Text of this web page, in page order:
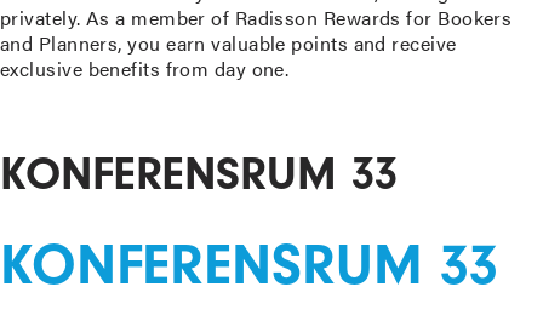
privately. As a member of Radisson Rewards for Bookers
and Planners, you earn valuable points and receive
exclusive benefits from day one.
KONFERENSRUM 33
KONFERENSRUM 33